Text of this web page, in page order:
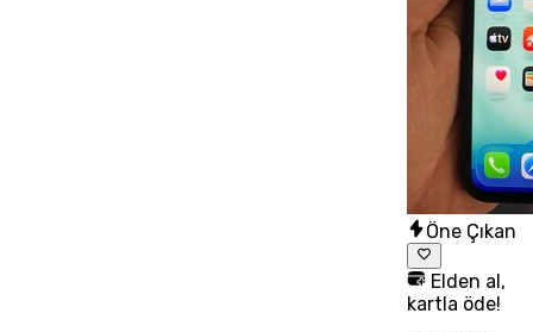
Öne Çıkan
Elden al,
kartla öde!